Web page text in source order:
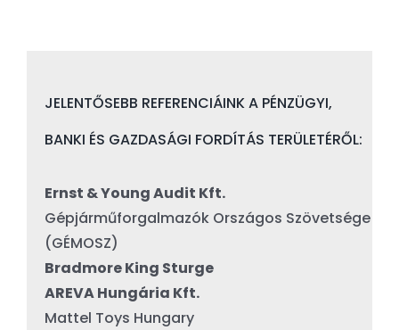
JELENTŐSEBB REFERENCIÁINK A PÉNZÜGYI,
BANKI ÉS GAZDASÁGI FORDÍTÁS TERÜLETÉRŐL:
Ernst & Young Audit Kft.
Gépjárműforgalmazók Országos Szövetsége
(GÉMOSZ)
Bradmore King Sturge
AREVA Hungária Kft.
Mattel Toys Hungary